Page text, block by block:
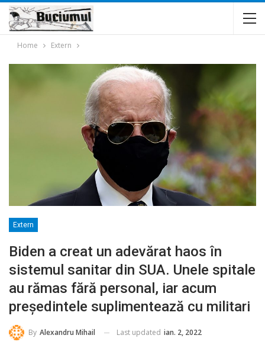
Home Extern
Extern
Biden a creat un adevărat haos în
sistemul sanitar din SUA. Unele spitale
au rămas fără personal, iar acum
președintele suplimentează cu militari
By Alexandru Mihail Last updated ian. 2, 2022